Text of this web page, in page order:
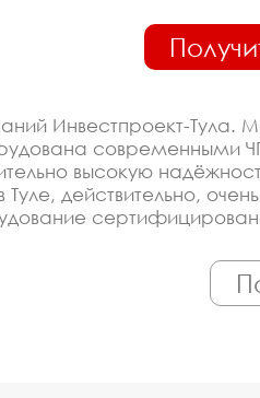
Инвестпроект-Тула.
высокую
Туле, действительно,